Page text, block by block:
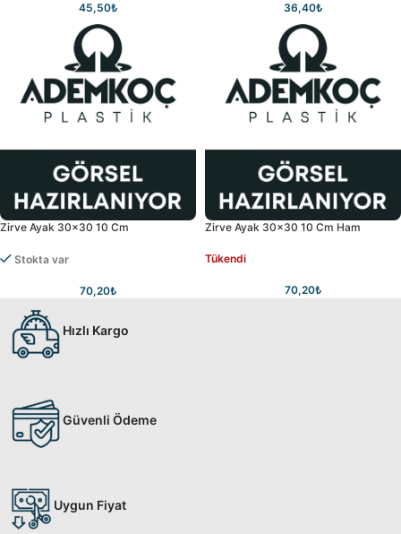
45,50₺ 36,40₺
Zirve Ayak 30×30 10 Cm
Stokta var
70,20₺
Zirve Ayak 30×30 10 Cm Ham
Tükendi
70,20₺
Hızlı Kargo
Güvenli Ödeme
Uygun Fiyat